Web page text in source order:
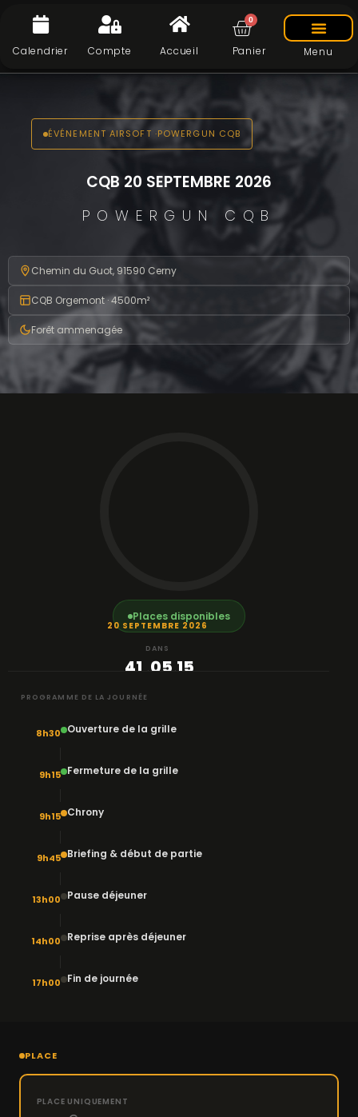
Calendrier Compte Accueil
0
Panier Menu
ÉVÉNEMENT AIRSOFT ·POWERGUN CQB
CQB 20 SEPTEMBRE 2026
POWERGUN CQB
Chemin du Guot, 91590 Cerny
CQB Orgemont · 4500m²
Forêt ammenagée
20 SEPTEMBRE 2026
DANS
41 :05:15
Places disponibles
PROGRAMME DE LA JOURNÉE
8h30 Ouverture de la grille
9h15 Fermeture de la grille
9h15 Chrony
9h45 Briefing & début de partie
13h00 Pause déjeuner
14h00 Reprise après déjeuner
17h00 Fin de journée
PLACE
PLACE UNIQUEMENT